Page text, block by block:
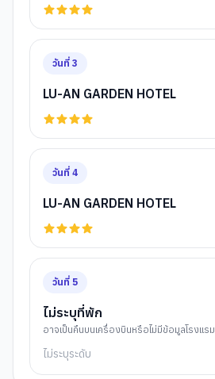
วันที่ 3
LU-AN GARDEN HOTEL
วันที่ 4
LU-AN GARDEN HOTEL
วันที่ 5
ไม่ระบุที่พัก
อาจเป็นคืนบนเครื่องบินหรือไม่มีข้อมูลโรงแรม
ไม่ระบุระดับ